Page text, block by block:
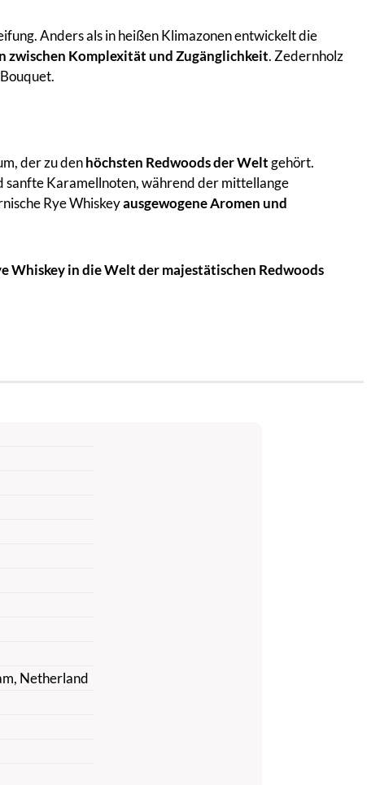
Anders als in heißen Klimazonen entwickelt die
zwischen Komplexität und Zugänglichkeit. Zedernholz
der zu denhöchsten Redwoods der Welt gehört.
Karamellnoten, während der mittellange
Rye Whiskeyausgewogene Aromen und
Whiskey in die Welt der majestätischen Redwoods
Netherland